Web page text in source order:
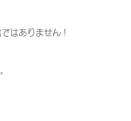
はありません！